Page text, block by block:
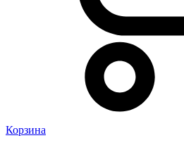
Корзина